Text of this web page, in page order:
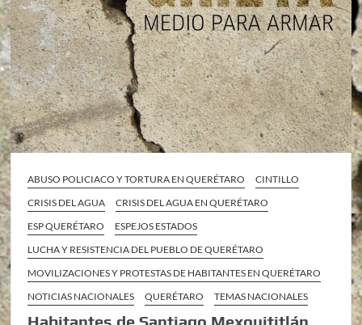
ABUSO POLICIACO Y TORTURA EN QUERÉTARO
CINTILLO
CRISIS DEL AGUA
CRISIS DEL AGUA EN QUERÉTARO
ESP QUERÉTARO
ESPEJOS ESTADOS
LUCHA Y RESISTENCIA DEL PUEBLO DE QUERÉTARO
MOVILIZACIONES Y PROTESTAS DE HABITANTES EN QUERÉTARO
NOTICIAS NACIONALES
QUERÉTARO TEMAS NACIONALES
Habitantes de Santiago Mexquititlán